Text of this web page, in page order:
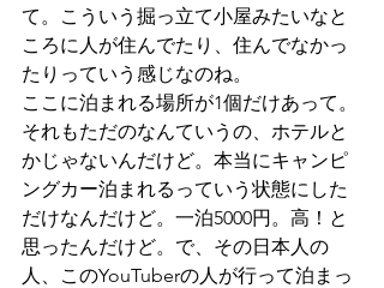
て。こういう掘っ立て小屋みたいなと
ころに人が住んでたり、住んでなかっ
たりっていう感じなのね。
ここに泊まれる場所が1個だけあって。
それもただのなんていうの、ホテルと
かじゃないんだけど。本当にキャンピ
ングカー泊まれるっていう状態にした
だけなんだけど。一泊5000円。高！と
思ったんだけど。で、その日本人の
人、このYouTuberの人が行って泊まっ